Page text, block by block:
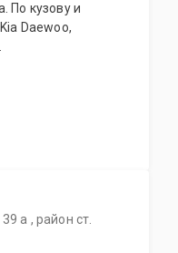
По кузову и
а , район ст.